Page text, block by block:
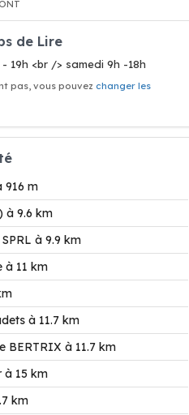
de Lire
19h <br /> samedi 9h -18h
pas, vous pouvez changer les
916 m
à 9.6 km
à 9.9 km
à 11 km
à 11.7 km
BERTRIX à 11.7 km
à 15 km
km